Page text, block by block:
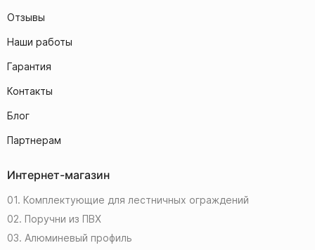
Отзывы
Наши работы
Гарантия
Контакты
Блог
Партнерам
Интернет-магазин
01. Комплектующие для лестничных ограждений
02. Поручни из ПВХ
03. Алюминевый профиль